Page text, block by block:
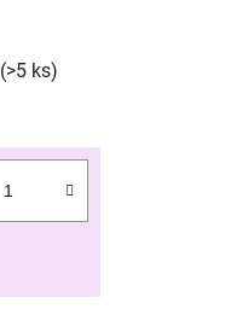
(>5 ks)